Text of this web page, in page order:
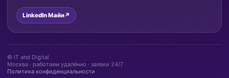
LinkedIn Майи↗
© IT and Digital
Москва · работаем удалённо · заявки 24/7
Политика конфиденциальности